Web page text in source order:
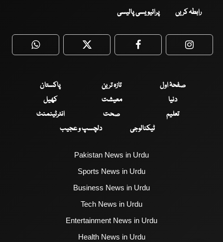
رابطہ کریں پرائیویسی پالیسی
WhatsApp Twitter Facebook
صفحۂ اول تازہ ترین
پاکستان
دنیا
معیشت
کھیل
تعلیم
صحت
انٹرٹینمنٹ
ٹیکنالوجی
دلچسپ و عجیب
Pakistan News in Urdu
Sports News in Urdu
Business News in Urdu
Tech News in Urdu
Entertainment News in Urdu
Health News in Urdu